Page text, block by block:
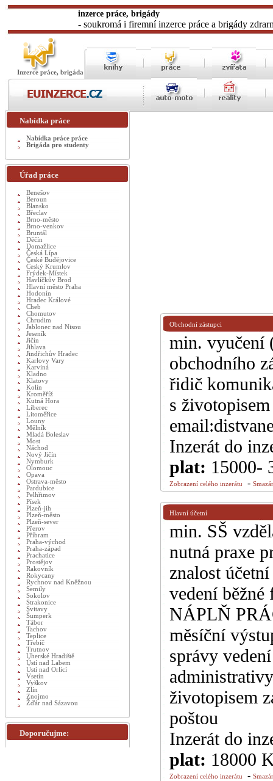
inzerce práce, brigády
- soukromá i firemní inzerce práce a brigády
Inzerce práce, brigáda
Obchodní zástupci
min. vyučení
obchodního
řidič
s
Inzerát do
plat: 15000-
Zobrazení celého inzerátu -
Hlavní účetní
min. SŠ
nutná praxe
znalost
vedení
NÁPLŇ
měsíční
správy
životopisem
poštou
Inzerát do
plat: 18000
Zobrazení celého inzerátu -
Nabídka práce
Nabídka práce práce
Brigáda pro studenty
Úřad práce
Benešov
Beroun
Blansko
Břeclav
Brno-město
Brno-venkov
Bruntál
Děčín
Domažlice
Česká Lípa
České Budějovice
Český Krumlov
Frýdek-Místek
Havlíčkův Brod
Hlavní město Praha
Hodonín
Hradec Králové
Cheb
Chomutov
Chrudim
Jablonec nad Nisou
Jeseník
Jičín
Jihlava
Jindřichův Hradec
Karlovy Vary
Karviná
Kladno
Klatovy
Kolín
Kroměříž
Kutná Hora
Liberec
Litoměřice
Louny
Mělník
Mladá Boleslav
Most
Náchod
Nový Jičín
Nymburk
Olomouc
Opava
Ostrava-město
Pardubice
Pelhřimov
Písek
Plzeň-jih
Plzeň-město
Plzeň-sever
Přerov
Příbram
Praha-východ
Praha-západ
Prachatice
Prostějov
Rakovník
Rokycany
Rychnov nad Kněžnou
Semily
Sokolov
Strakonice
Svitavy
Šumperk
Tábor
Tachov
Teplice
Třebíč
Trutnov
Uherské Hradiště
Ústí nad Labem
Ústí nad Orlicí
Vsetín
Vyškov
Zlín
Znojmo
Žďár nad Sázavou
Doporučujme: